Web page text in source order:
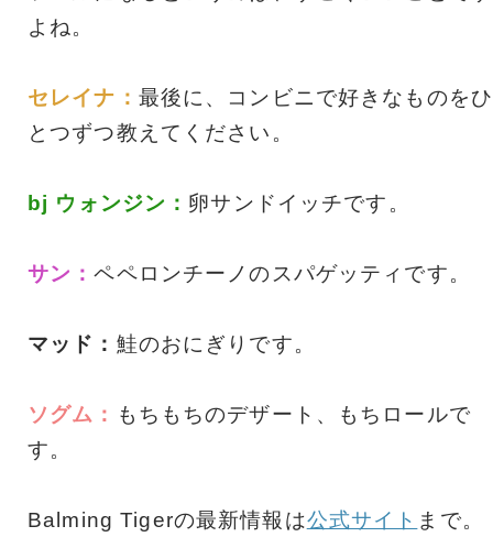
よね。
セレイナ： 最後に、コンビニで好きなものをひ
とつずつ教えてください。
bj ウォンジン： 卵サンドイッチです。
サン：ペペロンチーノのスパゲッティです。
マッド： 鮭のおにぎりです。
ソグム： もちもちのデザート、もちロールで
す。
Balming Tigerの最新情報は公式サイト まで。